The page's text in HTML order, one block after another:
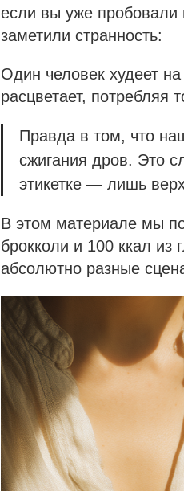
если вы уже пробовали
заметили странность:
Один человек худеет
расцветает, потребляя
Правда в том, что
сжигания дров. Это
этикетке — лишь
В этом материале мы
брокколи и 100 ккал из
абсолютно разные